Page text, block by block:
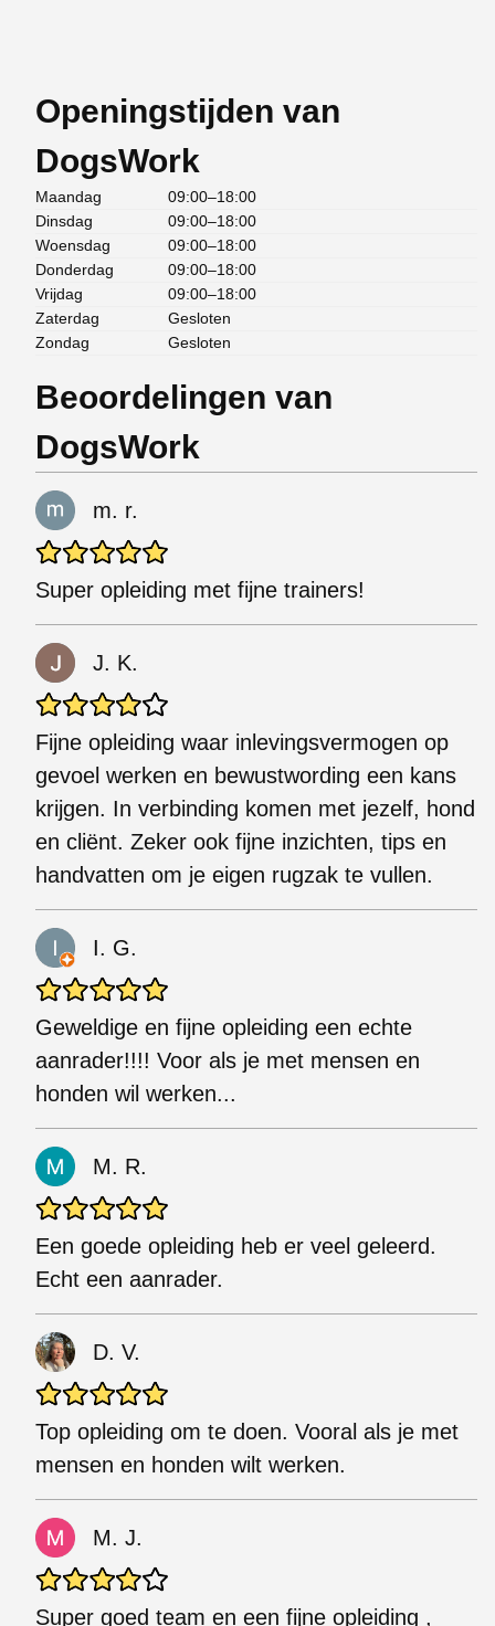
Openingstijden van
DogsWork
Maandag
09:00–18:00
Dinsdag
09:00–18:00
Woensdag
09:00–18:00
Donderdag
09:00–18:00
Vrijdag
09:00–18:00
Zaterdag
Gesloten
Zondag
Gesloten
Beoordelingen van
DogsWork
m. r.
Super opleiding met fijne trainers!
J. K.
Fijne opleiding waar inlevingsvermogen op
gevoel werken en bewustwording een kans
krijgen. In verbinding komen met jezelf, hond
en cliënt. Zeker ook fijne inzichten, tips en
handvatten om je eigen rugzak te vullen.
I. G.
Geweldige en fijne opleiding een echte
aanrader!!!! Voor als je met mensen en
honden wil werken...
M. R.
Een goede opleiding heb er veel geleerd.
Echt een aanrader.
D. V.
Top opleiding om te doen. Vooral als je met
mensen en honden wilt werken.
M. J.
Super goed team en een fijne opleiding ,